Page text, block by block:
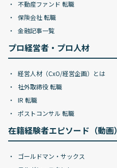
不動産ファンド 転職
保険会社 転職
金融記事一覧
プロ経営者・プロ人材
経営人材（CxO/経営企画）とは
社外取締役 転職
IR 転職
ポストコンサル 転職
在籍経験者エピソード（動画）
ゴールドマン・サックス